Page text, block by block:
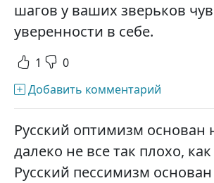
шагов у ваших зверьков
уверенности в себе.
1 0
Добавить комментарий
Русский оптимизм основан
далеко не все так плохо,
Русский пессимизм